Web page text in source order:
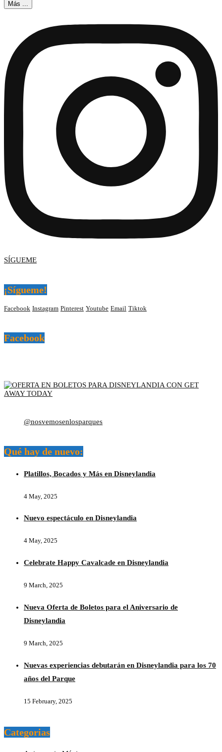
Más ...
SÍGUEME
¡Sígueme!
Facebook Instagram Pinterest Youtube Email Tiktok
Facebook
@nosvemosenlosparques
Qué hay de nuevo:
Platillos, Bocados y Más en Disneylandia
4 May, 2025
Nuevo espectáculo en Disneylandia
4 May, 2025
Celebrate Happy Cavalcade en Disneylandia
9 March, 2025
Nueva Oferta de Boletos para el Aniversario de
Disneylandia
9 March, 2025
Nuevas experiencias debutarán en Disneylandia para los 70
años del Parque
15 February, 2025
Categorias